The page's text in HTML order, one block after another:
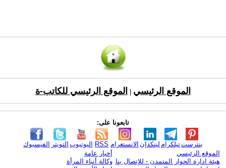
الموقع الرئيسي الموقع الرئيسي للكاتب-ة
تابعونا على:
الفيسبوك التويتر اليوتيوب RSS الانستغرام لينكدإن تيلكرامبنترست
الموقع الرئيسي
هيئة ادارة الحوار المتمدن - للإتصال بنا
أخبار عامة
وكالة أنباء المرأة